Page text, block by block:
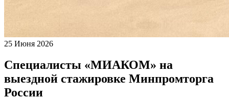
25 Июня 2026
Специалисты «МИАКОМ» на
выездной стажировке Минпромторга
России